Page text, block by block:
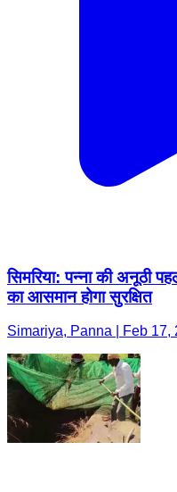
सिमरिया: पन्ना की अनूठी
का आसमान होगा सुरक्षित
Simariya, Panna | Feb 17,